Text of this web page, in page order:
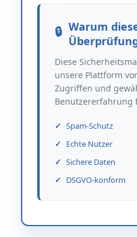
Warum
Diese
unsere Plattform
Zugriffen und
Benutzererfahrung
Spam-Schutz
Echte Nutzer
Sichere Daten
DSGVO-konform